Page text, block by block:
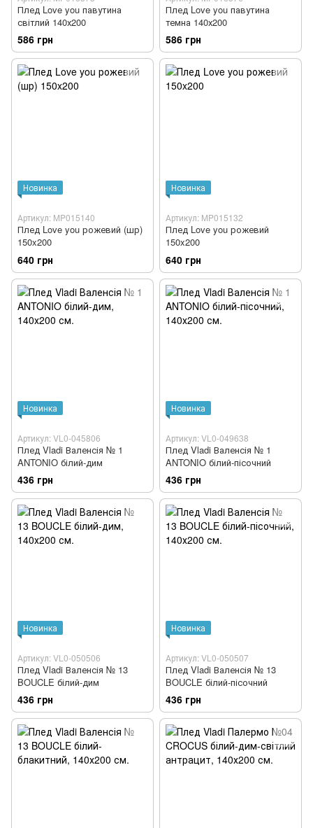
Плед Love you павутина
світлий 140х200
586 грн
Плед Love you павутина
темна 140х200
586 грн
Новинка
Артикул: MP015140
Плед Love you рожевий (шр)
150x200
640 грн
Новинка
Артикул: MP015132
Плед Love you рожевий
150x200
640 грн
Новинка
Артикул: VL0-045806
Плед Vladi Валенсія № 1
ANTONIO білий-дим
436 грн
Новинка
Артикул: VL0-049638
Плед Vladi Валенсія № 1
ANTONIO білий-пісочний
436 грн
Новинка
Артикул: VL0-050506
Плед Vladi Валенсія № 13
BOUCLE білий-дим
436 грн
Новинка
Артикул: VL0-050507
Плед Vladi Валенсія № 13
BOUCLE білий-пісочний
436 грн